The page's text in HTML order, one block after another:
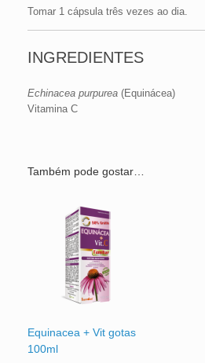
Tomar 1 cápsula três vezes ao dia.
INGREDIENTES
Echinacea purpurea (Equinácea)
Vitamina C
Também pode gostar…
Equinacea + Vit gotas
100ml